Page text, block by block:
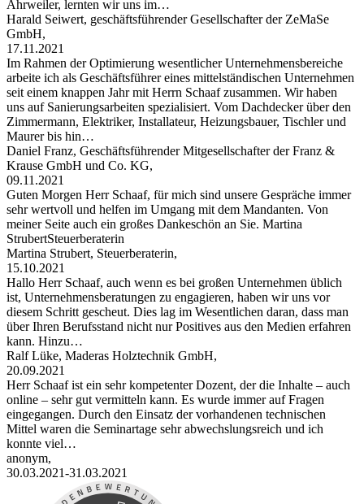
Ahrweiler, lernten wir uns im…
Harald Seiwert, geschäftsführender Gesellschafter der ZeMaSe
GmbH,
17.11.2021
Im Rahmen der Optimierung wesentlicher Unternehmensbereiche
arbeite ich als Geschäftsführer eines mittelständischen Unternehmen
seit einem knappen Jahr mit Herrn Schaaf zusammen. Wir haben
uns auf Sanierungsarbeiten spezialisiert. Vom Dachdecker über den
Zimmermann, Elektriker, Installateur, Heizungsbauer, Tischler und
Maurer bis hin…
Daniel Franz, Geschäftsführender Mitgesellschafter der Franz &
Krause GmbH und Co. KG,
09.11.2021
Guten Morgen Herr Schaaf, für mich sind unsere Gespräche immer
sehr wertvoll und helfen im Umgang mit dem Mandanten. Von
meiner Seite auch ein großes Dankeschön an Sie. Martina
StrubertSteuerberaterin
Martina Strubert, Steuerberaterin,
15.10.2021
Hallo Herr Schaaf, auch wenn es bei großen Unternehmen üblich
ist, Unternehmensberatungen zu engagieren, haben wir uns vor
diesem Schritt gescheut. Dies lag im Wesentlichen daran, dass man
über Ihren Berufsstand nicht nur Positives aus den Medien erfahren
kann. Hinzu…
Ralf Lüke, Maderas Holztechnik GmbH,
20.09.2021
Herr Schaaf ist ein sehr kompetenter Dozent, der die Inhalte – auch
online – sehr gut vermitteln kann. Es wurde immer auf Fragen
eingegangen. Durch den Einsatz der vorhandenen technischen
Mittel waren die Seminartage sehr abwechslungsreich und ich
konnte viel…
anonym,
30.03.2021-31.03.2021